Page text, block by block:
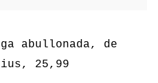
abullonada, de
25,99